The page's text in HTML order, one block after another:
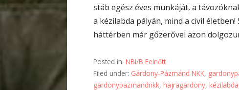
stáb egész éves munkáját, a
a kézilabda pályán, mind a civil
háttérben már gőzerővel azon
Posted in:NBI/B Felnőtt
Filed under: Gárdony-Pázmánd NKK,
gardonypazmandnkk,hajragardony,kézilabda